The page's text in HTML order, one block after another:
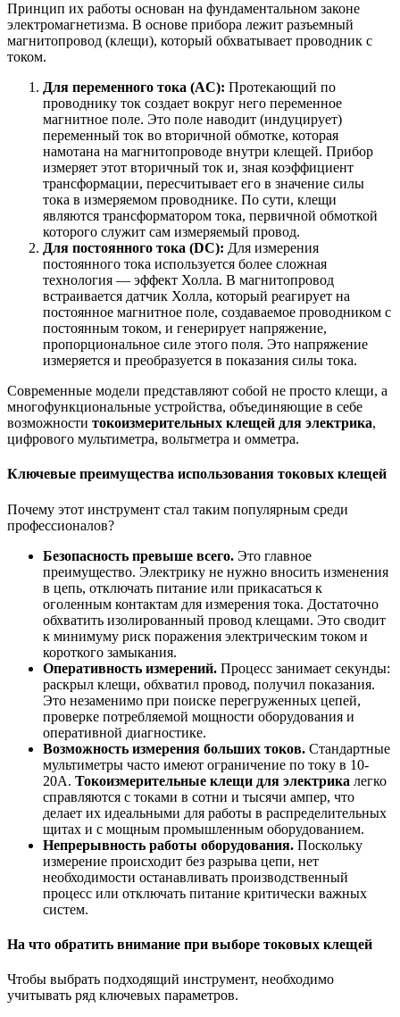
Принцип их работы основан на фундаментальном законе
электромагнетизма. В основе прибора лежит разъемный
магнитопровод (клещи), который обхватывает проводник с
током.
Для переменного тока (AC): Протекающий по
проводнику ток создает вокруг него переменное
магнитное поле. Это поле наводит (индуцирует)
переменный ток во вторичной обмотке, которая
намотана на магнитопроводе внутри клещей. Прибор
измеряет этот вторичный ток и, зная коэффициент
трансформации, пересчитывает его в значение силы
тока в измеряемом проводнике. По сути, клещи
являются трансформатором тока, первичной обмоткой
которого служит сам измеряемый провод.
Для постоянного тока (DC): Для измерения
постоянного тока используется более сложная
технология — эффект Холла. В магнитопровод
встраивается датчик Холла, который реагирует на
постоянное магнитное поле, создаваемое проводником с
постоянным током, и генерирует напряжение,
пропорциональное силе этого поля. Это напряжение
измеряется и преобразуется в показания силы тока.
Современные модели представляют собой не просто клещи, а
многофункциональные устройства, объединяющие в себе
возможности токоизмерительных клещей для электрика,
цифрового мультиметра, вольтметра и омметра.
Ключевые преимущества использования токовых клещей
Почему этот инструмент стал таким популярным среди
профессионалов?
Безопасность превыше всего. Это главное
преимущество. Электрику не нужно вносить изменения
в цепь, отключать питание или прикасаться к
оголенным контактам для измерения тока. Достаточно
обхватить изолированный провод клещами. Это сводит
к минимуму риск поражения электрическим током и
короткого замыкания.
Оперативность измерений. Процесс занимает секунды:
раскрыл клещи, обхватил провод, получил показания.
Это незаменимо при поиске перегруженных цепей,
проверке потребляемой мощности оборудования и
оперативной диагностике.
Возможность измерения больших токов. Стандартные
мультиметры часто имеют ограничение по току в 10-
20А. Токоизмерительные клещи для электрика легко
справляются с токами в сотни и тысячи ампер, что
делает их идеальными для работы в распределительных
щитах и с мощным промышленным оборудованием.
Непрерывность работы оборудования. Поскольку
измерение происходит без разрыва цепи, нет
необходимости останавливать производственный
процесс или отключать питание критически важных
систем.
На что обратить внимание при выборе токовых клещей
Чтобы выбрать подходящий инструмент, необходимо
учитывать ряд ключевых параметров.